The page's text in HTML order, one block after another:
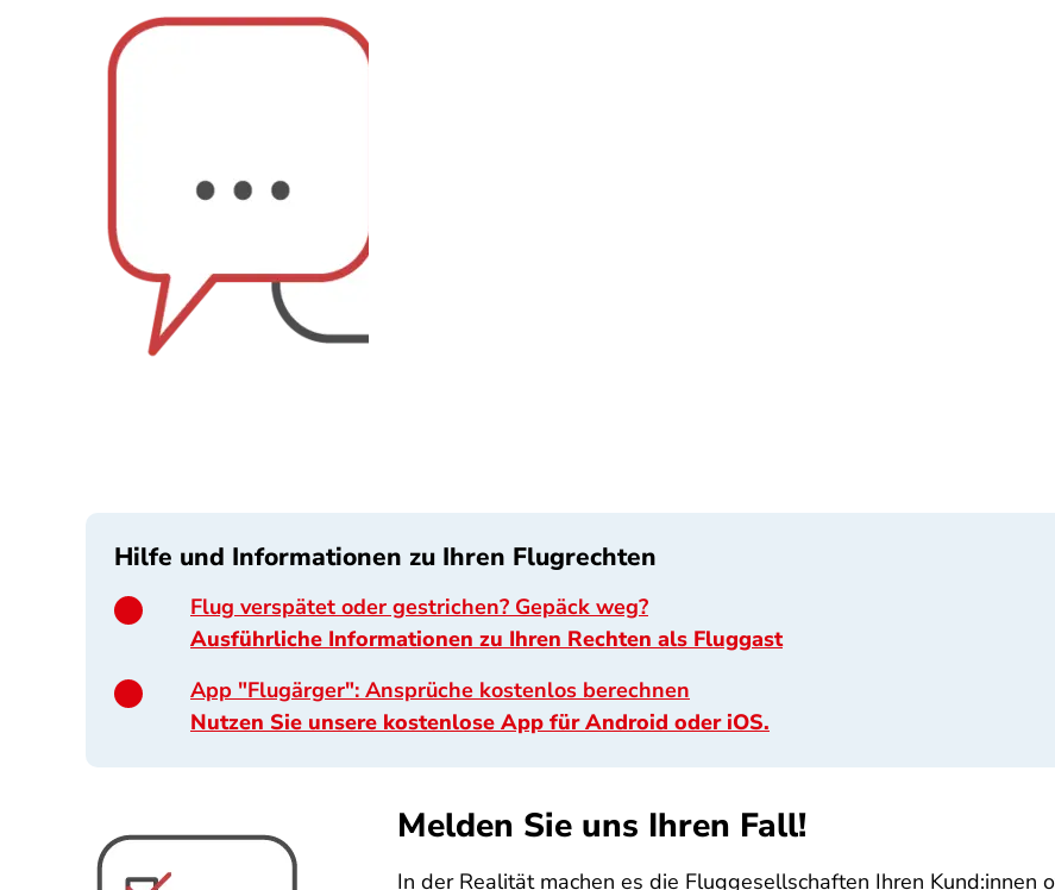
Hilfe und Informationen zu Ihren Flugrechten
Flug verspätet oder gestrichen? Gepäck weg?
Ausführliche Informationen zu Ihren Rechten als Fluggast
App "Flugärger": Ansprüche kostenlos berechnen
Nutzen Sie unsere kostenlose App für Android oder iOS.
Melden Sie uns Ihren Fall!
In der Realität machen es die Fluggesellschaften Ihren Kund:innen